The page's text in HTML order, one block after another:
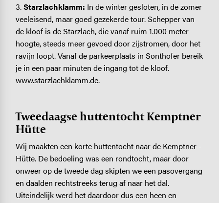
3.Starzlachklamm: In de winter gesloten, in de zomer
veeleisend, maar goed gezekerde tour. Schepper van
de kloof is de Starzlach, die vanaf ruim 1.000 meter
hoogte, steeds meer gevoed door zijstromen, door het
ravijn loopt. ­Vanaf de parkeerplaats in Sonthofer bereik
je in een paar minuten de ingang tot de kloof.
www.starzlachklamm.de.
Tweedaagse huttentocht Kemptner
Hütte
Wij maakten een korte huttentocht naar de Kemptner ­
Hütte. De bedoeling was een rondtocht, maar door
onweer op de tweede dag skipten we een pasovergang
en daalden rechtstreeks terug af naar het dal.
Uiteindelijk werd het daardoor dus een heen en